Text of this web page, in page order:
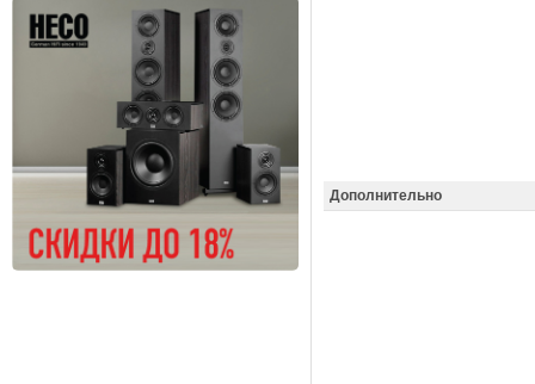
Дополнительно